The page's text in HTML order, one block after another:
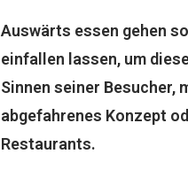
Auswärts essen gehen
einfallen lassen, um
Sinnen seiner Besucher,
abgefahrenes Konzept
Restaurants.